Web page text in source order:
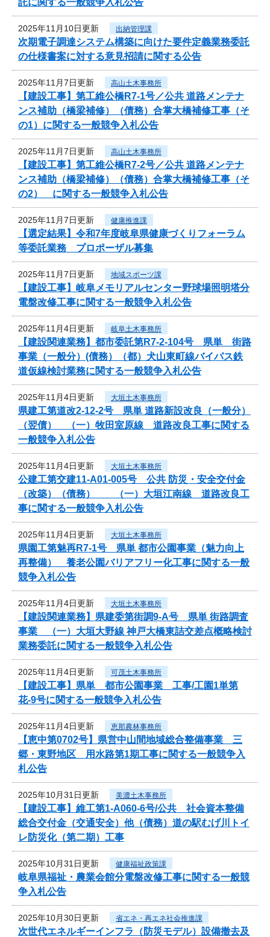
2025年11月10日更新 出納管理課
次期電子調達システム構築に向けた要件定義業務委託
の仕様書案に対する意見招請に関する公告
2025年11月7日更新 高山土木事務所
【建設工事】第工維公橋R7-1号／公共 道路メンテナ
ンス補助（橋梁補修）（債務）合掌大橋補修工事（そ
の1）に関する一般競争入札公告
2025年11月7日更新 高山土木事務所
【建設工事】第工維公橋R7-2号／公共 道路メンテナ
ンス補助（橋梁補修）（債務）合掌大橋補修工事（そ
の2） に関する一般競争入札公告
2025年11月7日更新 健康推進課
【選定結果】令和7年度岐阜県健康づくりフォーラム
等委託業務 プロポーザル募集
2025年11月7日更新 地域スポーツ課
【建設工事】岐阜メモリアルセンター野球場照明塔分
電盤改修工事に関する一般競争入札公告
2025年11月4日更新 岐阜土木事務所
【建設関連業務】都市委託第R7-2-104号 県単 街路
事業（一般分）(債務）（都）犬山東町線バイパス鉄
道仮線検討業務に関する一般競争入札公告
2025年11月4日更新 大垣土木事務所
県建工第道改2-12-2号 県単 道路新設改良（一般分）
（翌債） （一）牧田室原線 道路改良工事に関する
一般競争入札公告
2025年11月4日更新 大垣土木事務所
公建工第交建11-A01-005号 公共 防災・安全交付金
（改築）（債務） （一）大垣江南線 道路改良工
事に関する一般競争入札公告
2025年11月4日更新 大垣土木事務所
県園工第魅再R7-1号 県単 都市公園事業（魅力向上
再整備） 養老公園バリアフリー化工事に関する一般
競争入札公告
2025年11月4日更新 大垣土木事務所
【建設関連業務】県建委第街調9-A号 県単 街路調査
事業 （一）大垣大野線 神戸大橋東詰交差点概略検討
業務委託に関する一般競争入札公告
2025年11月4日更新 可茂土木事務所
【建設工事】県単 都市公園事業 工事/工園1単第
花-9号に関する一般競争入札公告
2025年11月4日更新 恵那農林事務所
【恵中第0702号】県営中山間地域総合整備事業 三
郷・東野地区 用水路第1期工事に関する一般競争入
札公告
2025年10月31日更新 美濃土木事務所
【建設工事】維工第1-A060-6号/公共 社会資本整備
総合交付金（交通安全）他（債務）道の駅むげ川トイ
レ防災化（第二期）工事
2025年10月31日更新 健康福祉政策課
岐阜県福祉・農業会館分電盤改修工事に関する一般競
争入札公告
2025年10月30日更新 省エネ・再エネ社会推進課
次世代エネルギーインフラ（防災モデル）設備撤去及